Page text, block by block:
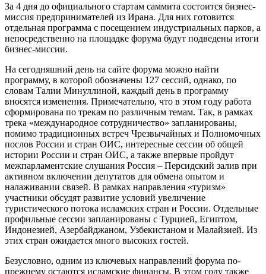
За 4 дня до официального стартам саммита состоится бизнес-
миссия предпринимателей из Ирана. Для них готовится
отдельная программа с посещением индустриальных парков, а
непосредственно на площадке форума будут подведены итоги
бизнес-миссии.
На сегодняшний день на сайте форума можно найти
программу, в которой обозначены 127 сессий, однако, по
словам Талии Минуллиной, каждый день в программу
вносятся изменения. Примечательно, что в этом году работа
сформирована по трекам по различным темам. Так, в рамках
трека «международное сотрудничество» запланированы,
помимо традиционных встреч Чрезвычайных и Полномочных
послов России и стран ОИС, интересные сессии об общей
истории России и стран ОИС, а также впервые пройдут
межпарламентские слушания Россия – Персидский залив при
активном включении депутатов для обмена опытом и
налаживании связей. В рамках направления «туризм»
участники обсудят развитие условий увеличение
туристического потока исламских стран и России. Отдельные
профильные сессии запланированы с Турцией, Египтом,
Индонезией, Азербайджаном, Узбекистаном и Малайзией. Из
этих стран ожидается много высоких гостей.
Безусловно, одним из ключевых направлений форума по-
прежнему остаются исламские финансы. В этом году также